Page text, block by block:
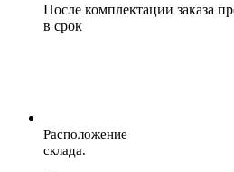
После комплектации заказа
в срок
Расположение
склада.